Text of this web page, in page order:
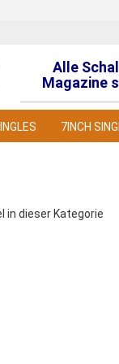
Sprache auswählen
Alle
Magazine
7INCH
in dieser Kategorie